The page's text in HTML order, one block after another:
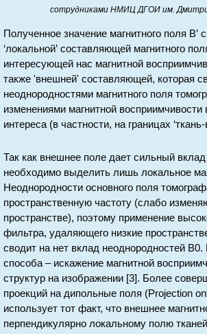
сотрудниками НМИЦ ДГОИ им.
Полученное значение магнитного поля B’
‘локальной’ составляющей магнитного
интересующей нас магнитной
также 'внешней' составляющей, которая
неоднородностями магнитного поля
изменениями магнитной восприимчивости
интереса (в частности, на границах ‘ткань-
Так как внешнее поле дает сильный вклад
необходимо выделить лишь локальное
Неоднородности основного поля
пространственную частоту (слабо
пространстве), поэтому применение
фильтра, удаляющего низкие
сводит на нет вклад неоднородностей B0.
способа – искажение магнитной
структур на изображении [3]. Более
проекций на дипольные поля (Projection
использует тот факт, что внешнее
перпендикулярно локальному полю